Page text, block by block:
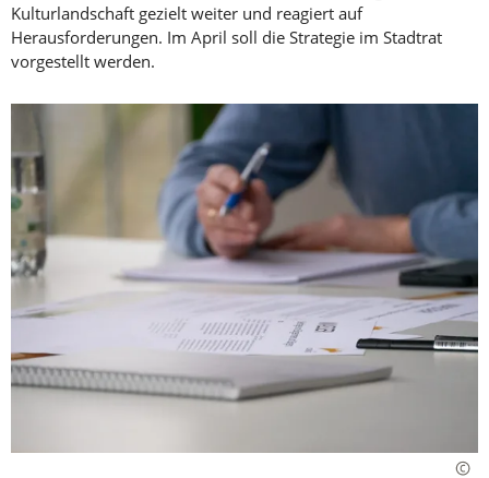
Kulturlandschaft gezielt weiter und reagiert auf
Herausforderungen. Im April soll die Strategie im Stadtrat
vorgestellt werden.